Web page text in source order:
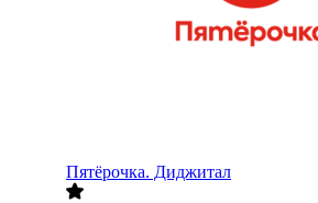
Пятёрочка. Диджитал